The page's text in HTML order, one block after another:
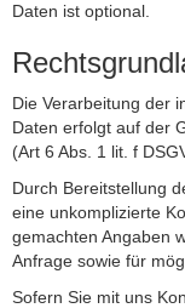
Daten ist optional.
Die Verarbeitung der
Daten erfolgt auf der
(Art 6 Abs. 1 lit. f
Durch Bereitstellung
eine unkomplizierte
gemachten Angaben
Anfrage sowie für
Sofern Sie mit uns